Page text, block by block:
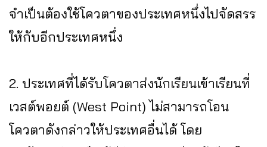
จำเป็นต้องใช้โควตาของประเทศหนึ่งไปจัดสรร
ให้กับอีกประเทศหนึ่ง
2. ประเทศที่ได้รับโควตาส่งนักเรียนเข้าเรียนที่
เวสต์พอยต์ (West Point) ไม่สามารถโอน
โควตาดังกล่าวให้ประเทศอื่นได้ โดย